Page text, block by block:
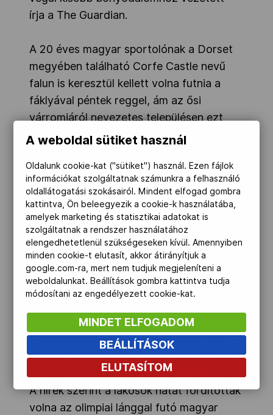
írja a The Guardian.
A 20 éves magyar sportolónak a Dorset
megyében található Corfe Castle nevű
falun is keresztül kellett volna futnia a
fáklyával péntek reggel, ám az ősi
várromjáról nevezetes településen ezt
nem nézték volna jó szemmel.
bizonyos Michael Turner ellen
büntetőeljárás folyik Magyarországon, és
hazánkban négy hónapot töltött
börtönben, miután egy általa működtetett
budapesti marketingvállalkozás 2005-ben
csődbe ment, és a vád szerint 134
ügyfelet majdnem 6 millió forinttal
megkárosítottak.
szabadult, ezután hazautaztak Angliába.
A helyi községi tanács ülésén egy buta
hibának minősítették, hogy Veres Richárd
útvonalát pont a falun keresztül jelölték ki.
A hírek szerint a lakosok hátat fordítottak
volna az olimpiai lánggal futó magyar
A weboldal sütiket használ
Oldalunk cookie-kat ("sütiket") használ. Ezen fájlok
információkat szolgáltatnak számunkra a felhasználó
oldallátogatási szokásairól. Mindent elfogad gombra
kattintva, Ön beleegyezik a cookie-k használatába,
amelyek marketing és statisztikai adatokat is
szolgáltatnak a rendszer használatához
elengedhetetlenül szükségeseken kívül. Amennyiben
minden cookie-t elutasít, akkor átirányítjuk a
google.com-ra, mert nem tudjuk megjeleníteni a
weboldalunkat. Beállítások gombra kattintva tudja
módosítani az engedélyezett cookie-kat.
MINDET ELFOGADOM
BEÁLLÍTÁSOK
ELUTASÍTOM